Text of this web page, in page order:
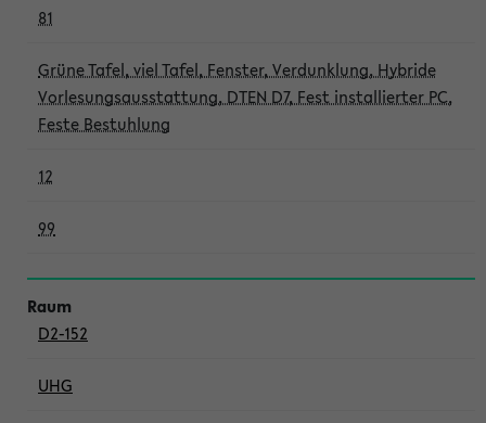
81
Grüne Tafel, viel Tafel, Fenster, Verdunklung, Hybride
Vorlesungsausstattung, DTEN D7, Fest installierter PC,
Feste Bestuhlung
12
99
D2-152
UHG